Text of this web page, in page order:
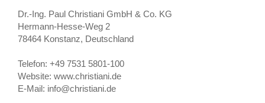
Dr.-Ing. Paul Christiani GmbH & Co. KG
Hermann-Hesse-Weg 2
78464 Konstanz, Deutschland
Telefon: +49 7531 5801-100
Website: www.christiani.de
E-Mail: info@christiani.de